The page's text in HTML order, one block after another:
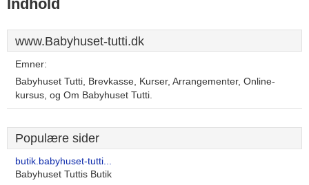
Indhold
www.Babyhuset-tutti.dk
Emner:
Babyhuset Tutti, Brevkasse, Kurser, Arrangementer, Online-
kursus, og Om Babyhuset Tutti.
Populære sider
butik.babyhuset-tutti...
Babyhuset Tuttis Butik